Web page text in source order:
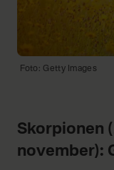
Foto: Getty Images
Skorpionen
november):